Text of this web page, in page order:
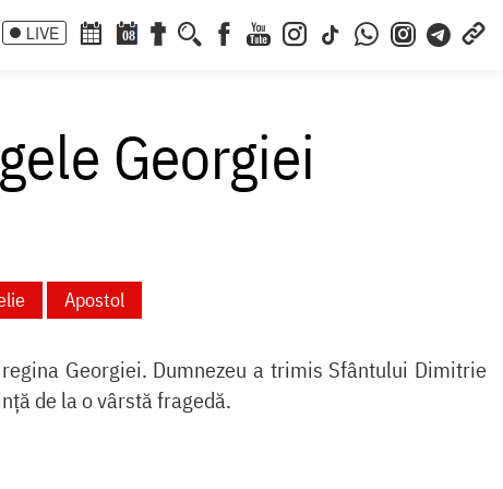
LIVE 08
Georgiei
Apostol
Georgiei. Dumnezeu a trimis Sfântului Dimitrie
de la o vârstă fragedă.